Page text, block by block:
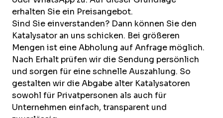
erhalten Sie ein Preisangebot.
Sind Sie einverstanden? Dann können Sie den
Katalysator an uns schicken. Bei größeren
Mengen ist eine Abholung auf Anfrage möglich.
Nach Erhalt prüfen wir die Sendung persönlich
und sorgen für eine schnelle Auszahlung. So
gestalten wir die Abgabe alter Katalysatoren
sowohl für Privatpersonen als auch für
Unternehmen einfach, transparent und